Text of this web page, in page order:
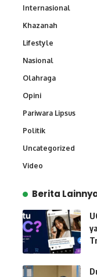
Internasional
Khazanah
Lifestyle
Nasional
Olahraga
Opini
Pariwara Lipsus
Politik
Uncategorized
Video
Berita